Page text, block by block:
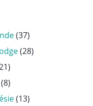
(37)
(28)
(8)
(13)